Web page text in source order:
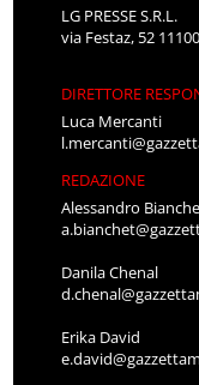
LG PRESSE S.R.L.
via Festaz, 52
DIRETTORE
Luca Mercanti
REDAZIONE
Alessandro
Danila Chenal
Erika David